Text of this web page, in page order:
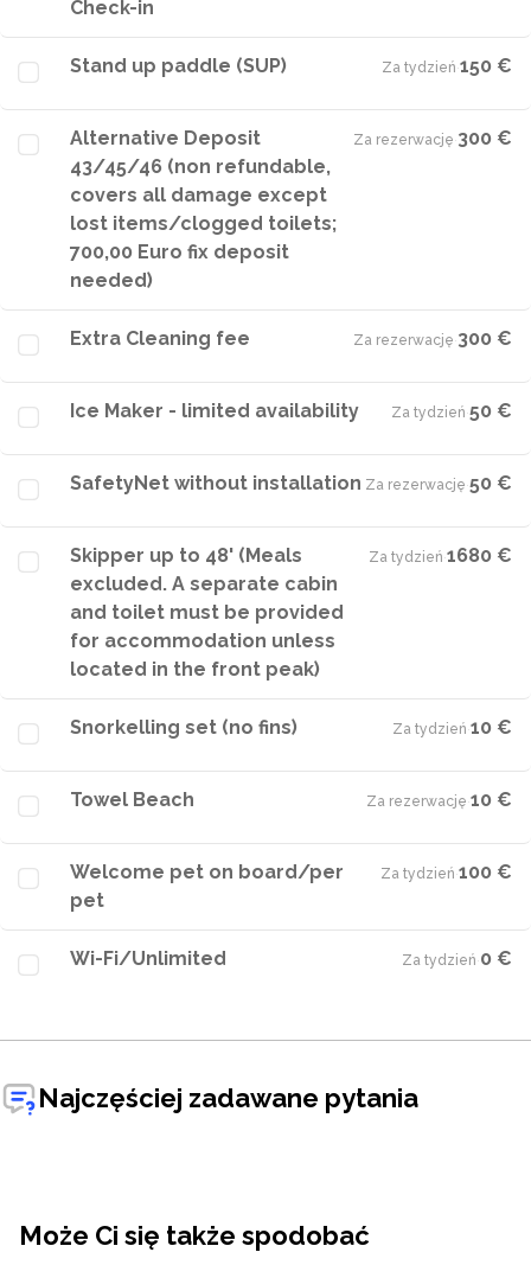
Check-in
Stand up paddle (SUP) Za tydzień·150 €
Alternative Deposit
43/45/46 (non refundable,
covers all damage except
lost items/clogged toilets;
700,00 Euro fix deposit
needed)
Za rezerwację·300 €
Extra Cleaning fee Za rezerwację·300 €
Ice Maker - limited availability Za tydzień·50 €
SafetyNet without installation Za rezerwację·50 €
Skipper up to 48' (Meals
excluded. A separate cabin
and toilet must be provided
for accommodation unless
located in the front peak)
Za tydzień·1680 €
Snorkelling set (no fins) Za tydzień·10 €
Towel Beach Za rezerwację·10 €
Welcome pet on board/per
pet
Za tydzień·100 €
Wi-Fi/Unlimited Za tydzień·0 €
Najczęściej zadawane pytania
Może Ci się także spodobać